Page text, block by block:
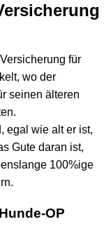
für
wo der
seinen älteren
egal wie alt er ist,
Gute daran ist,
100%ige
OP